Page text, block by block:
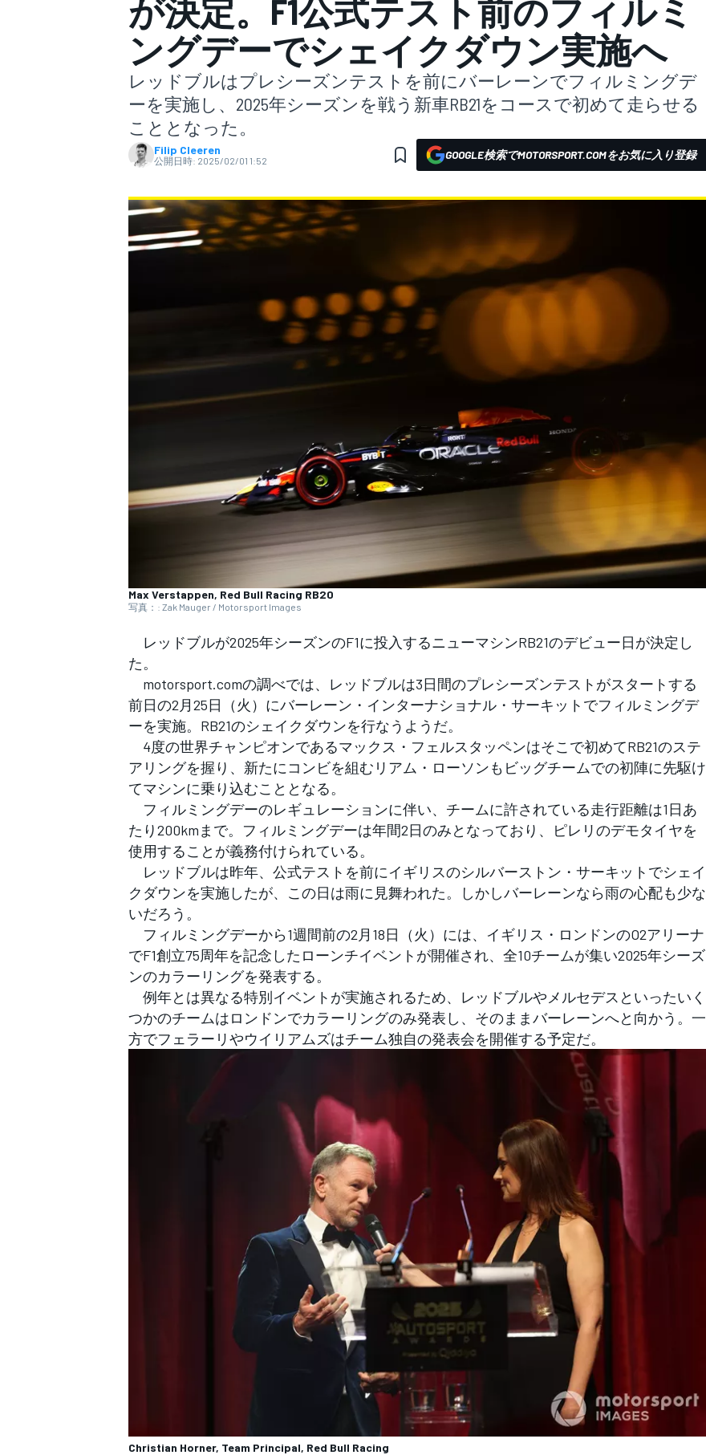
スーパーフォーミュラ
スーパーGT
フォーミュラE
すべてのカテゴリー
が決定。F1公式テスト前のフィルミ
ングデーでシェイクダウン実施へ
レッドブルはプレシーズンテストを前にバーレーンでフィルミングデ
ーを実施し、2025年シーズンを戦う新車RB21をコースで初めて走らせる
こととなった。
Filip Cleeren
公開日時: 2025/02/01 1:52 GOOGLE検索でMOTORSPORT.COMをお気に入り登録
Max Verstappen, Red Bull Racing RB20
写真：: Zak Mauger / Motorsport Images
レッドブルが2025年シーズンのF1に投入するニューマシンRB21のデビュー日が決定し
た。
motorsport.comの調べでは、レッドブルは3日間のプレシーズンテストがスタートする
前日の2月25日（火）にバーレーン・インターナショナル・サーキットでフィルミングデ
ーを実施。RB21のシェイクダウンを行なうようだ。
4度の世界チャンピオンであるマックス・フェルスタッペンはそこで初めてRB21のステ
アリングを握り、新たにコンビを組むリアム・ローソンもビッグチームでの初陣に先駆け
てマシンに乗り込むこととなる。
フィルミングデーのレギュレーションに伴い、チームに許されている走行距離は1日あ
たり200kmまで。フィルミングデーは年間2日のみとなっており、ピレリのデモタイヤを
使用することが義務付けられている。
レッドブルは昨年、公式テストを前にイギリスのシルバーストン・サーキットでシェイ
クダウンを実施したが、この日は雨に見舞われた。しかしバーレーンなら雨の心配も少な
いだろう。
フィルミングデーから1週間前の2月18日（火）には、イギリス・ロンドンのO2アリーナ
でF1創立75周年を記念したローンチイベントが開催され、全10チームが集い2025年シーズ
ンのカラーリングを発表する。
例年とは異なる特別イベントが実施されるため、レッドブルやメルセデスといったいく
つかのチームはロンドンでカラーリングのみ発表し、そのままバーレーンへと向かう。一
方でフェラーリやウイリアムズはチーム独自の発表会を開催する予定だ。
Christian Horner, Team Principal, Red Bull Racing